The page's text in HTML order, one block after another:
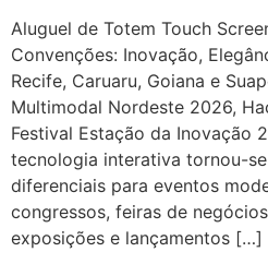
Aluguel de Totem Touch
Convenções: Inovação,
Recife, Caruaru, Goiana e
Multimodal Nordeste 2026,
Festival Estação da Inovação
tecnologia interativa tornou-
diferenciais para eventos
congressos, feiras de
exposições e lançamentos […]